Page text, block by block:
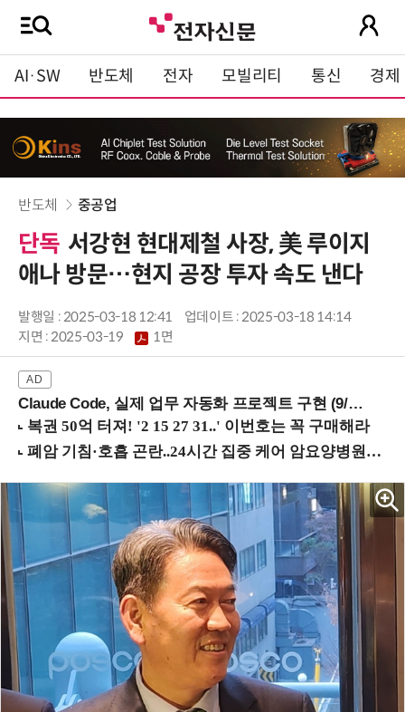
AI·SW 반도체 전자 모빌리티 통신 경제
반도체 중공업
단독 서강현 현대제철 사장, 美 루이지
애나 방문…현지 공장 투자 속도 낸다
발행일 : 2025-03-18 12:41
업데이트 : 2025-03-18 14:14
지면 :2025-03-19 1면
Claude Code, 실제 업무 자동화 프로젝트 구현 (9/16 ~17 강남역)